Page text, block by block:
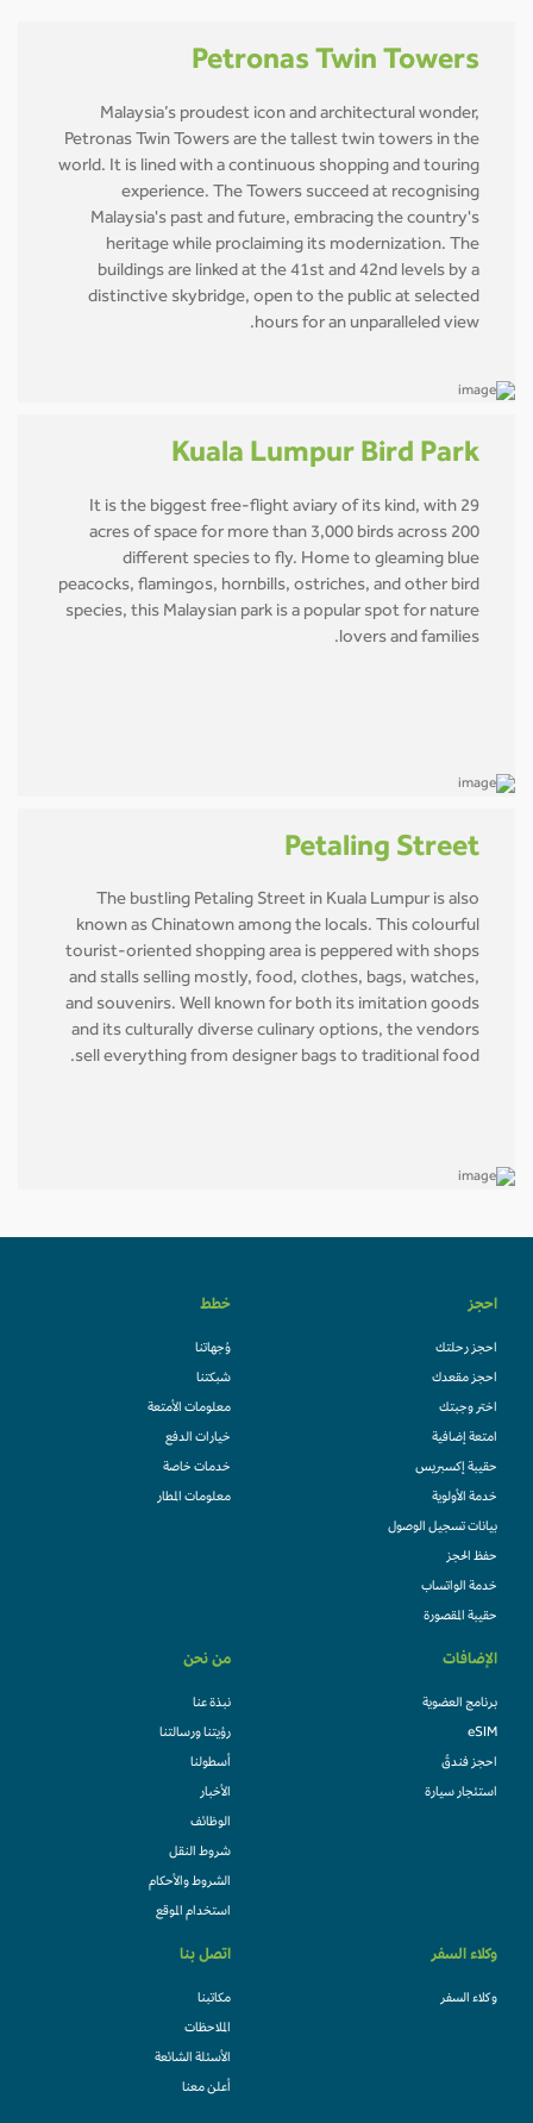
Petronas Twin Towers
Malaysia’s proudest icon and architectural wonder,
Petronas Twin Towers are the tallest twin towers in the
world. It is lined with a continuous shopping and touring
experience. The Towers succeed at recognising
Malaysia's past and future, embracing the country's
heritage while proclaiming its modernization. The
buildings are linked at the 41st and 42nd levels by a
distinctive skybridge, open to the public at selected
hours for an unparalleled view.
Kuala Lumpur Bird Park
It is the biggest free-flight aviary of its kind, with 29
acres of space for more than 3,000 birds across 200
different species to fly. Home to gleaming blue
peacocks, flamingos, hornbills, ostriches, and other bird
species, this Malaysian park is a popular spot for nature
lovers and families.
Petaling Street
The bustling Petaling Street in Kuala Lumpur is also
known as Chinatown among the locals. This colourful
tourist-oriented shopping area is peppered with shops
and stalls selling mostly, food, clothes, bags, watches,
and souvenirs. Well known for both its imitation goods
and its culturally diverse culinary options, the vendors
sell everything from designer bags to traditional food.
احجز
احجز رحلتك
احجز مقعدك
اختر وجبتك
امتعة إضافية
حقيبة إكسبريس
خدمة الأولوية
بيانات تسجيل الوصول
حفظ الحجز
خدمة الواتساب
حقيبة المقصورة
خطط
وُجهاتنا
شبكتنا
معلومات الأمتعة
خيارات الدفع
خدمات خاصة
معلومات المطار
الإضافات
برنامج العضوية
eSIM
احجز فندقً
استئجار سيارة
من نحن
نبذة عنا
رؤيتنا ورسالتنا
أسطولنا
الأخبار
الوظائف
شروط النقل
الشروط والأحكام
استخدام الموقع
وكلاء السفر
وكلاء السفر
اتصل بنا
مكاتبنا
الملاحظات
الأسئلة الشائعة
أعلن معنا